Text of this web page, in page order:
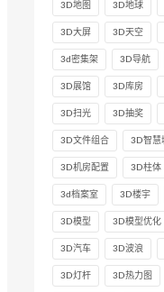
3D地图 3D地球
3D大屏 3D天空
3d密集架 3D导航
3D展馆 3D库房
3D扫光 3D抽奖
3D文件组合 3D智慧
3D机房配置 3D柱体
3d档案室 3D楼宇
3D模型 3D模型优化
3D汽车 3D波浪
3D灯杆 3D热力图